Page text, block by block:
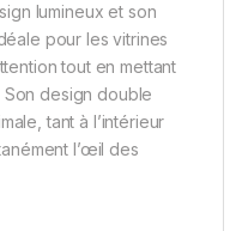
lumineux et son
pour les vitrines
tout en mettant
design double
tant à l’intérieur
l’œil des